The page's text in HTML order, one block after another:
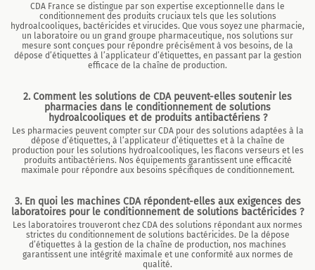
CDA France se distingue par son expertise exceptionnelle dans le
conditionnement des produits cruciaux tels que les solutions
hydroalcooliques, bactéricides et virucides. Que vous soyez une pharmacie,
un laboratoire ou un grand groupe pharmaceutique, nos solutions sur
mesure sont conçues pour répondre précisément à vos besoins, de la
dépose d’étiquettes à l’applicateur d’étiquettes, en passant par la gestion
efficace de la chaîne de production.
2. Comment les solutions de CDA peuvent-elles soutenir les
pharmacies dans le conditionnement de solutions
hydroalcooliques et de produits antibactériens ?
Les pharmacies peuvent compter sur CDA pour des solutions adaptées à la
dépose d’étiquettes, à l’applicateur d’étiquettes et à la chaîne de
production pour les solutions hydroalcooliques, les flacons verseurs et les
produits antibactériens. Nos équipements garantissent une efficacité
maximale pour répondre aux besoins spécifiques de conditionnement.
3. En quoi les machines CDA répondent-elles aux exigences des
laboratoires pour le conditionnement de solutions bactéricides ?
Les laboratoires trouveront chez CDA des solutions répondant aux normes
strictes du conditionnement de solutions bactéricides. De la dépose
d’étiquettes à la gestion de la chaîne de production, nos machines
garantissent une intégrité maximale et une conformité aux normes de
qualité.